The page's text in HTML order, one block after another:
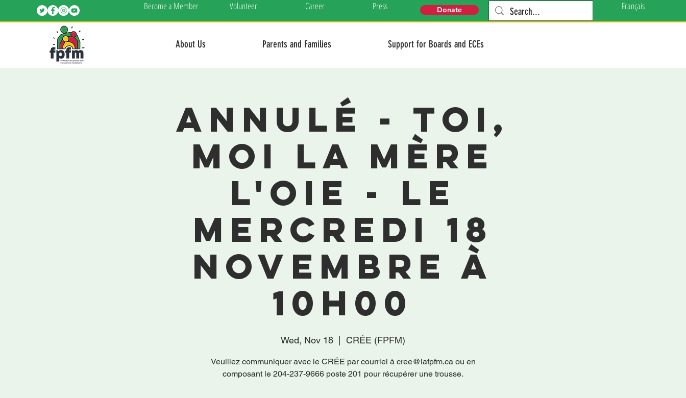
Become a Member Volunteer Career Press Donate Français
About Us Parents and Families Support for Boards and ECEs
ANNULÉ - Toi,
moi la mère
l'oie - le
mercredi 18
novembre à
10h00
Wed, Nov 18 CRÉE (FPFM)
Veuillez communiquer avec le CRÉE par courriel à cree@lafpfm.ca ou en
composant le 204-237-9666 poste 201 pour récupérer une trousse.